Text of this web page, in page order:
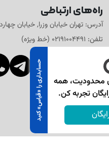
۷ روز رایگان و بدون محدودیت،
امکانات قیاس را رایگان تجربه
شروع رایگان
راه‌های ارتباطی
آدرس: تهران خیابان وزرا, خیابان
تلفن: ۰۲۱۹۱۰۰۴۴۹۱ (خط ویژه)